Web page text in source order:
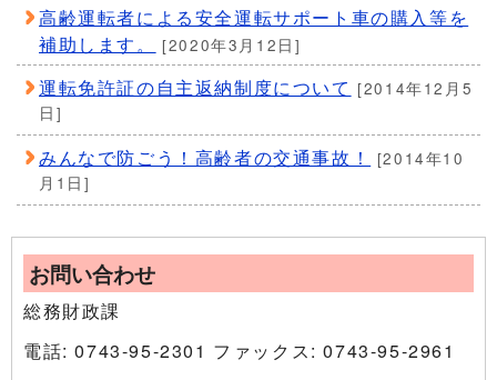
高齢運転者による安全運転サポート車の購入等を
補助します。
[2020年3月12日]
運転免許証の自主返納制度について [2014年12月5
日]
みんなで防ごう！高齢者の交通事故！
[2014年10
月1日]
お問い合わせ
総務財政課
電話: 0743-95-2301 ファックス: 0743-95-2961